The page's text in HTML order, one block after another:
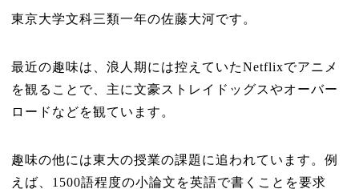
東京大学文科三類一年の佐藤大河です。
最近の趣味は、浪人期には控えていたNetflixでアニメ
を観ることで、主に文豪ストレイドッグスやオーバー
ロードなどを観ています。
趣味の他には東大の授業の課題に追われています。例
えば、 1500語程度の小論文を英語で書くことを要求